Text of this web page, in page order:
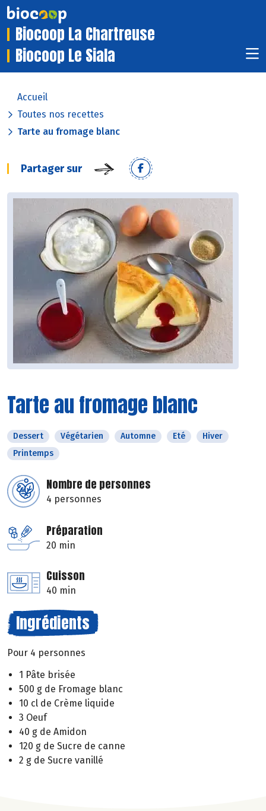
Biocoop La Chartreuse
Biocoop Le Siala
Accueil
Toutes nos recettes
Tarte au fromage blanc
Partager sur
Tarte au fromage blanc
Dessert Végétarien Automne Eté
Hiver
Printemps
Nombre de personnes
4 personnes
Préparation
20 min
Cuisson
40 min
Ingrédients
Pour 4 personnes
1 Pâte brisée
500 g de Fromage blanc
10 cl de Crème liquide
3 Oeuf
40 g de Amidon
120 g de Sucre de canne
2 g de Sucre vanillé